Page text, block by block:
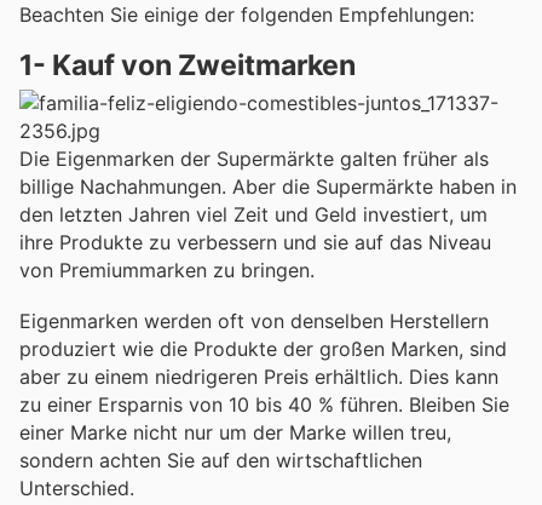
Beachten Sie einige der folgenden Empfehlungen:
1- Kauf von Zweitmarken
Die Eigenmarken der Supermärkte galten früher als
billige Nachahmungen. Aber die Supermärkte haben in
den letzten Jahren viel Zeit und Geld investiert, um
ihre Produkte zu verbessern und sie auf das Niveau
von Premiummarken zu bringen.
Eigenmarken werden oft von denselben Herstellern
produziert wie die Produkte der großen Marken, sind
aber zu einem niedrigeren Preis erhältlich. Dies kann
zu einer Ersparnis von 10 bis 40 % führen. Bleiben Sie
einer Marke nicht nur um der Marke willen treu,
sondern achten Sie auf den wirtschaftlichen
Unterschied.